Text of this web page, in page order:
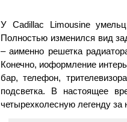
У Cadillac Limousine
Полностью изменился вид
– аименно решетка
Конечно, иоформление
бар, телефон,
подсветка. В настоящее
четырехколесную легенду